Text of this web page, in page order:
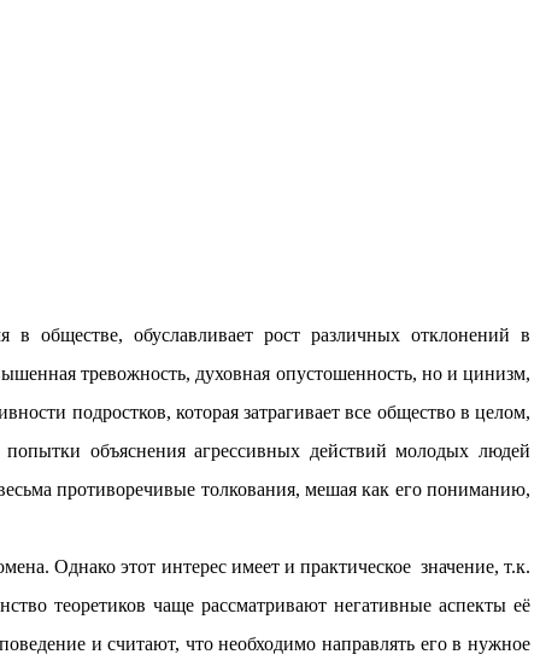
в обществе, обуславливает рост различных отклонений в
тревожность, духовная опустошенность, но и цинизм,
подростков, которая затрагивает все общество в целом,
попытки объяснения агрессивных действий молодых людей
противоречивые толкования, мешая как его пониманию,
Однако этот интерес имеет и практическое значение, т.к.
теоретиков чаще рассматривают негативные аспекты её
и считают, что необходимо направлять его в нужное